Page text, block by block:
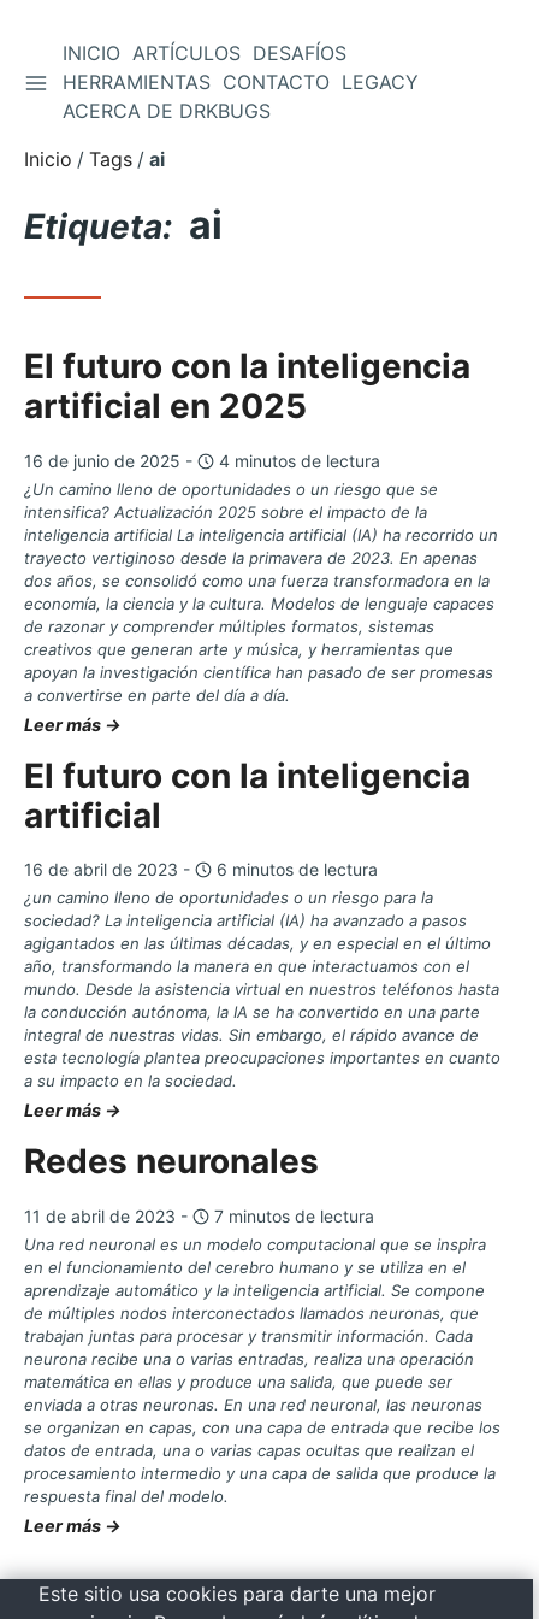
Saltar
contenido
ALTERNAR BARRA LATERAL
INICIO ARTÍCULOS DESAFÍOS
HERRAMIENTAS CONTACTO LEGACY
ACERCA DE DRKBUGS
Inicio
Tags ai
Etiqueta: ai
El futuro con la inteligencia
artificial en 2025
16 de junio de 2025 - 4 minutos de lectura
¿Un camino lleno de oportunidades o un riesgo que se
intensifica? Actualización 2025 sobre el impacto de la
inteligencia artificial La inteligencia artificial (IA) ha recorrido un
trayecto vertiginoso desde la primavera de 2023. En apenas
dos años, se consolidó como una fuerza transformadora en la
economía, la ciencia y la cultura. Modelos de lenguaje capaces
de razonar y comprender múltiples formatos, sistemas
creativos que generan arte y música, y herramientas que
apoyan la investigación científica han pasado de ser promesas
a convertirse en parte del día a día.
Leer más →
El futuro con la inteligencia
artificial
16 de abril de 2023 - 6 minutos de lectura
¿un camino lleno de oportunidades o un riesgo para la
sociedad? La inteligencia artificial (IA) ha avanzado a pasos
agigantados en las últimas décadas, y en especial en el último
año, transformando la manera en que interactuamos con el
mundo. Desde la asistencia virtual en nuestros teléfonos hasta
la conducción autónoma, la IA se ha convertido en una parte
integral de nuestras vidas. Sin embargo, el rápido avance de
esta tecnología plantea preocupaciones importantes en cuanto
a su impacto en la sociedad.
Leer más →
Redes neuronales
11 de abril de 2023 - 7 minutos de lectura
Una red neuronal es un modelo computacional que se inspira
en el funcionamiento del cerebro humano y se utiliza en el
aprendizaje automático y la inteligencia artificial. Se compone
de múltiples nodos interconectados llamados neuronas, que
trabajan juntas para procesar y transmitir información. Cada
neurona recibe una o varias entradas, realiza una operación
matemática en ellas y produce una salida, que puede ser
enviada a otras neuronas. En una red neuronal, las neuronas
se organizan en capas, con una capa de entrada que recibe los
datos de entrada, una o varias capas ocultas que realizan el
procesamiento intermedio y una capa de salida que produce la
respuesta final del modelo.
Leer más →
Este sitio usa cookies para darte una mejor